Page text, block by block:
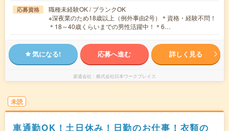
応募資格
職種未経験OK / ブランクOK
※深夜業のため18歳以上（例外事由2号）＊資格・経験不問！
＊18～40歳くらいまでの男性活躍中！＊6…
気になる! 応募へ進む 詳しく見る
派遣会社 株式会社日本ワークプレイス
未読
車通勤OK！土日休み！日勤のお仕事！衣類の